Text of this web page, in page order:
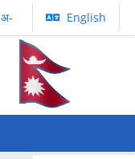
अ‌- English